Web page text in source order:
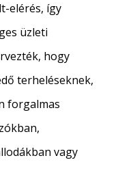
elérés, így
üzleti
hogy
terheléseknek,
forgalmas
vagy